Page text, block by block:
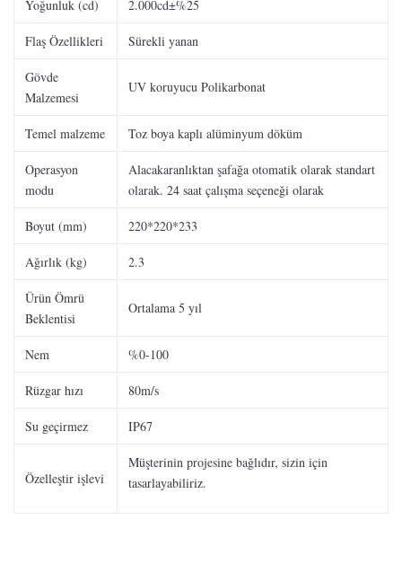
Yoğunluk (cd) 2.000cd±%25
Flaş Özellikleri Sürekli yanan
Gövde
Malzemesi
UV koruyucu Polikarbonat
Temel malzeme Toz boya kaplı alüminyum döküm
Operasyon
modu
Alacakaranlıktan şafağa otomatik olarak standart
olarak. 24 saat çalışma seçeneği olarak
Boyut (mm) 220*220*233
Ağırlık (kg) 2.3
Ürün Ömrü
Beklentisi
Ortalama 5 yıl
Nem %0-100
Rüzgar hızı 80m/s
Su geçirmez IP67
Özelleştir işlevi
Müşterinin projesine bağlıdır, sizin için
tasarlayabiliriz.